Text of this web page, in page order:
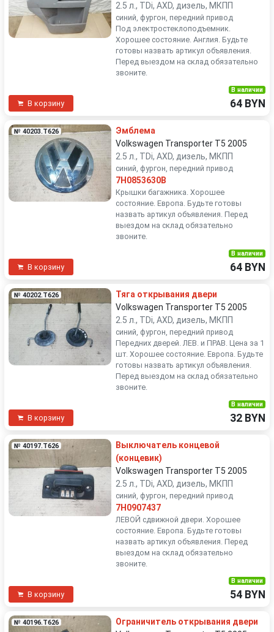
2.5 л., TDi, AXD, дизель, МКПП
синий, фургон, передний привод
Под электростеклоподъемник.
Хорошее состояние. Англия. Будьте
готовы назвать артикул объявления.
Перед выездом на склад обязательно
звоните.
В корзину
В наличии
64 BYN
№ 40203.T626
Эмблема
Volkswagen Transporter T5 2005
2.5 л., TDi, AXD, дизель, МКПП
синий, фургон, передний привод
7H0853630B
Крышки багажника. Хорошее
состояние. Европа. Будьте готовы
назвать артикул объявления. Перед
выездом на склад обязательно
звоните.
В корзину
В наличии
64 BYN
№ 40202.T626
Тяга открывания двери
Volkswagen Transporter T5 2005
2.5 л., TDi, AXD, дизель, МКПП
синий, фургон, передний привод
Передних дверей. ЛЕВ. и ПРАВ. Цена за 1
шт. Хорошее состояние. Европа. Будьте
готовы назвать артикул объявления.
Перед выездом на склад обязательно
звоните.
В корзину
В наличии
32 BYN
№ 40197.T626
Выключатель концевой
(концевик)
Volkswagen Transporter T5 2005
2.5 л., TDi, AXD, дизель, МКПП
синий, фургон, передний привод
7H0907437
ЛЕВОЙ сдвижной двери. Хорошее
состояние. Европа. Будьте готовы
назвать артикул объявления. Перед
выездом на склад обязательно
звоните.
В корзину
В наличии
54 BYN
№ 40196.T626
Ограничитель открывания двери